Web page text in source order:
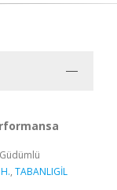
, TABANLIGİL